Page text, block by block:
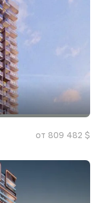
от 809 482 $